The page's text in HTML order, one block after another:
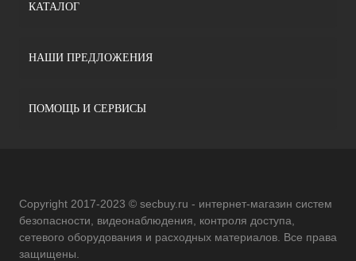
КАТАЛОГ
НАШИ ПРЕДЛОЖЕНИЯ
ПОМОЩЬ И СЕРВИСЫ
Copyright 2017-2023 © secbuy.ru - интернет-магазин систем
безопасности, видеонаблюдения, контроля доступа,
сетевого оборудования и расходных материалов. Все права
защищены.